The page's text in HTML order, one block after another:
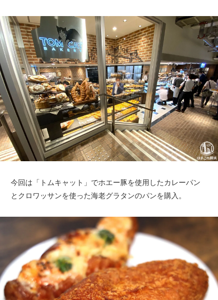
今回は「トムキャット」でホエー豚を使用したカレーパン
とクロワッサンを使った海老グラタンのパンを購入。